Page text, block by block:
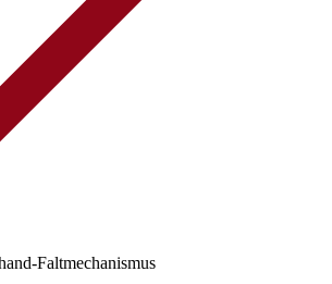
Faltmechanismus